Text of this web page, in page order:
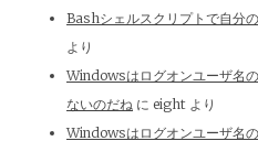
Bashシェルスクリプトで自分
より
Windowsはログオンユーザ名
ないのだね に eight より
Windowsはログオンユーザ名